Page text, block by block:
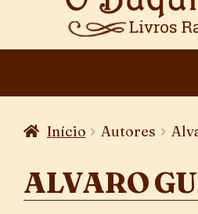
PAGAMENTO
Início Autores
ALVARO